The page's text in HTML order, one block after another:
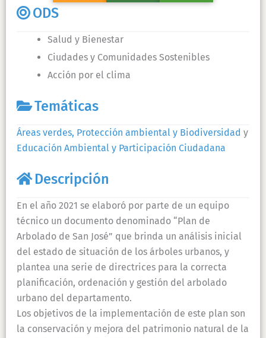
ODS
Salud y Bienestar
Ciudades y Comunidades Sostenibles
Acción por el clima
Temáticas
Áreas verdes, Protección ambiental y Biodiversidad y
Educación Ambiental y Participación Ciudadana
Descripción
En el año 2021 se elaboró por parte de un equipo
técnico un documento denominado “Plan de
Arbolado de San José” que brinda un análisis inicial
del estado de situación de los árboles urbanos, y
plantea una serie de directrices para la correcta
planificación, ordenación y gestión del arbolado
urbano del departamento.
Los objetivos de la implementación de este plan son
la conservación y mejora del patrimonio natural de la